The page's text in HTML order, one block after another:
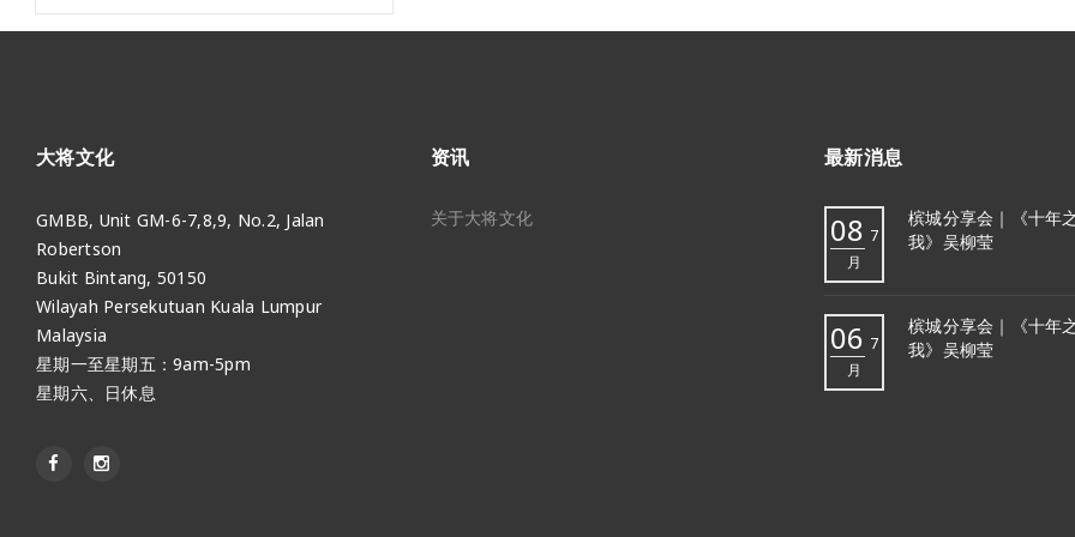
大将文化
GMBB, Unit GM-6-7,8,9, No.2, Jalan
Robertson
Bukit Bintang, 50150
Wilayah Persekutuan Kuala Lumpur
Malaysia
星期一至星期五：9am-5pm
星期六、日休息
资讯
关于大将文化
最新消息
08 7
月
槟城分享会｜《十年
我》吴柳莹
06 7
月
槟城分享会｜《十年
我》吴柳莹